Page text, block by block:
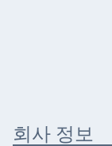
회사 정보